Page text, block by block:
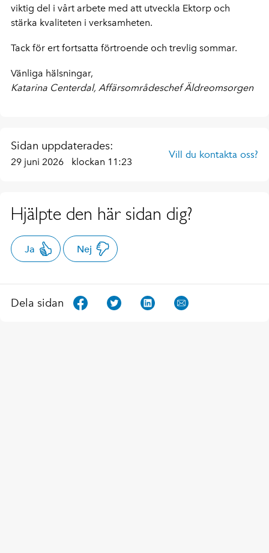
viktig del i vårt arbete med att utveckla Ektorp och
stärka kvaliteten i verksamheten.
Tack för ert fortsatta förtroende och trevlig sommar.
Vänliga hälsningar,
Katarina Centerdal, Affärsområdeschef Äldreomsorgen
Sidan uppdaterades:
29 juni 2026 klockan 11:23
Vill du kontakta oss?
Hjälpte den här sidan dig?
Ja Nej
Dela sidan